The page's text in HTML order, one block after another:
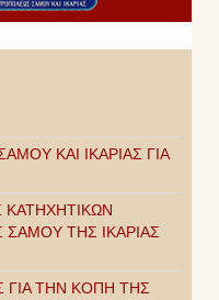
ΚΑΙ ΙΚΑΡΙΑΣ ΓΙΑ
ΚΑΤΗΧΗΤΙΚΩΝ
ΣΑΜΟΥ ΤΗΣ ΙΚΑΡΙΑΣ
ΤΗΝ ΚΟΠΗ ΤΗΣ